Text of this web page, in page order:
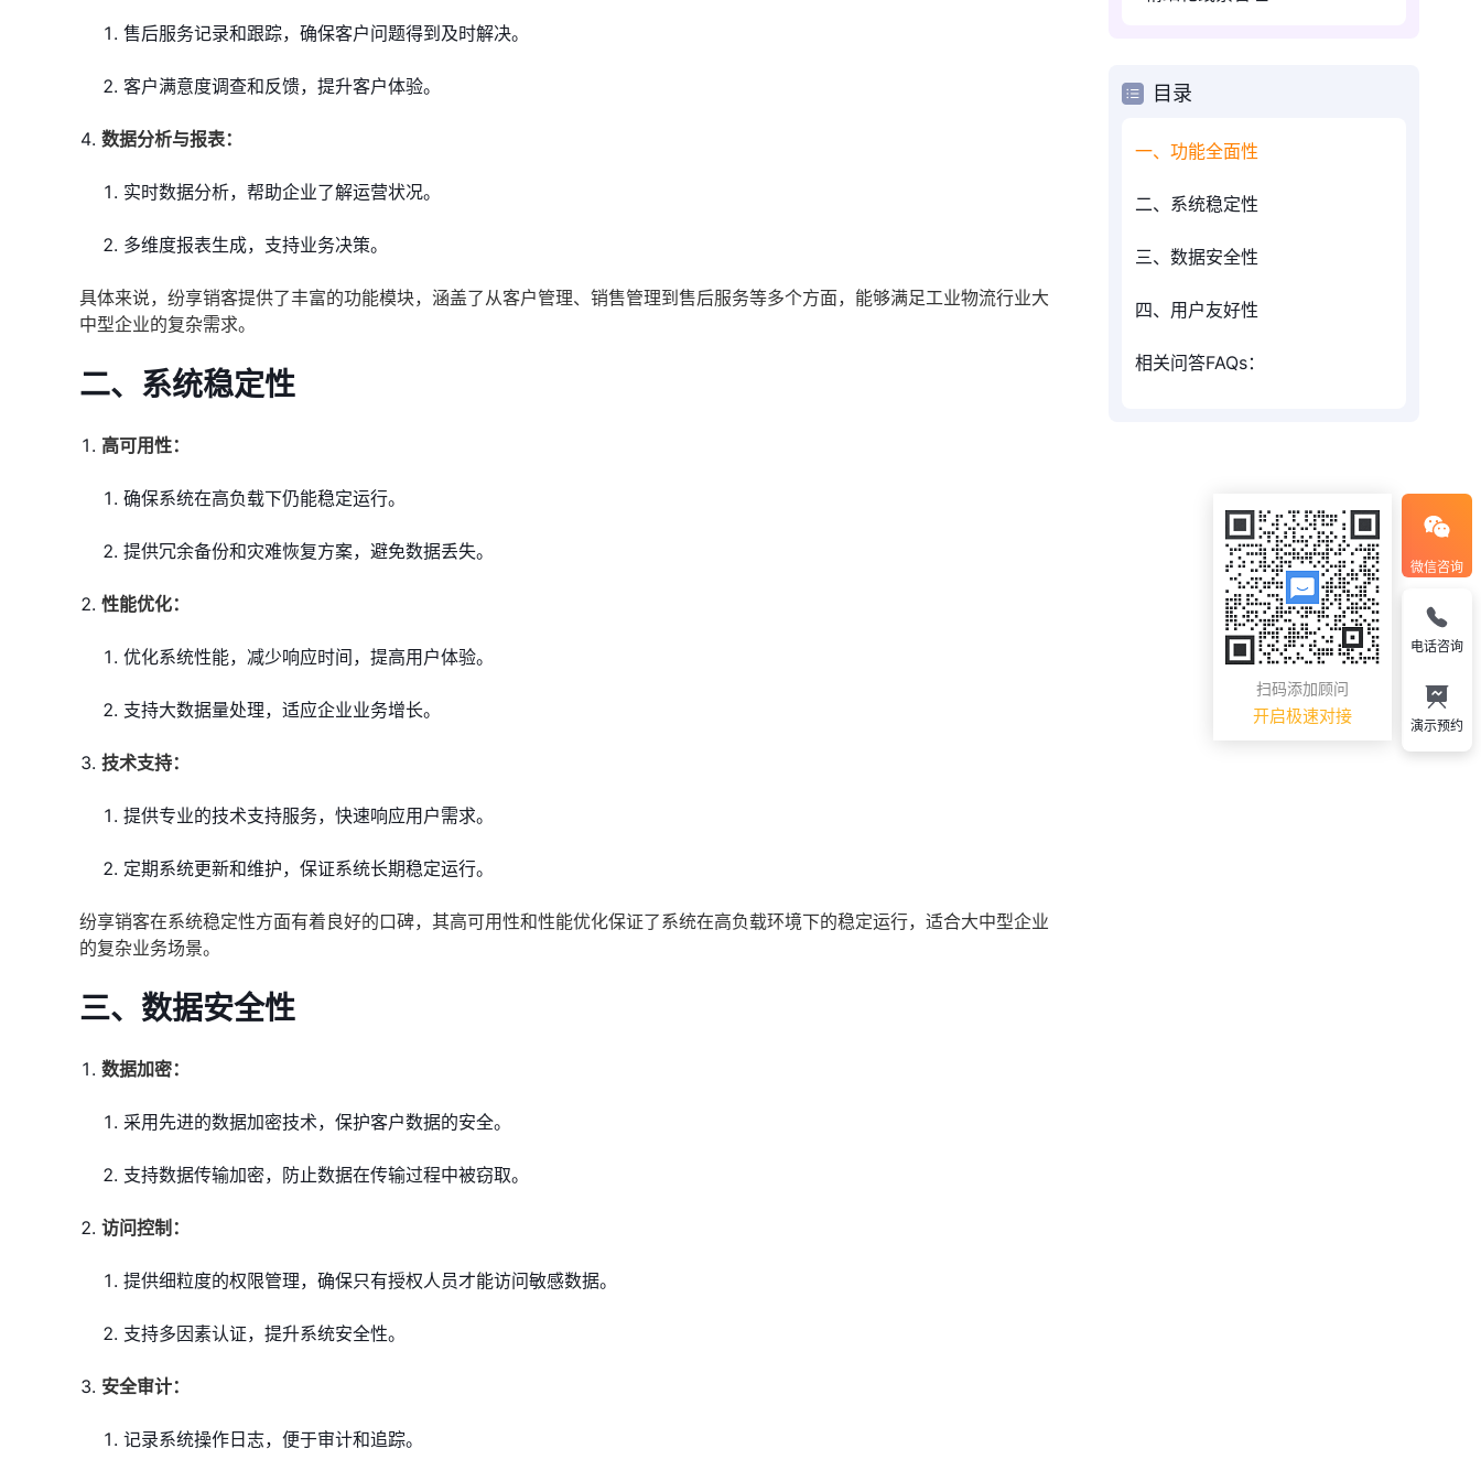
售后服务记录和跟踪，确保客户问题得到及时解决。
客户满意度调查和反馈，提升客户体验。
数据分析与报表：
实时数据分析，帮助企业了解运营状况。
多维度报表生成，支持业务决策。
具体来说，纷享销客提供了丰富的功能模块，涵盖了从客户管理、销售管理到售后服务等多个方面，能够满足工业物流行业大
中型企业的复杂需求。
二、 系统稳定性
高可用性：
确保系统在高负载下仍能稳定运行。
提供冗余备份和灾难恢复方案，避免数据丢失。
性能优化：
优化系统性能，减少响应时间，提高用户体验。
支持大数据量处理，适应企业业务增长。
技术支持：
提供专业的技术支持服务，快速响应用户需求。
定期系统更新和维护，保证系统长期稳定运行。
纷享销客在系统稳定性方面有着良好的口碑，其高可用性和性能优化保证了系统在高负载环境下的稳定运行，适合大中型企业
的复杂业务场景。
三、 数据安全性
数据加密：
采用先进的数据加密技术，保护客户数据的安全。
支持数据传输加密，防止数据在传输过程中被窃取。
访问控制：
提供细粒度的权限管理，确保只有授权人员才能访问敏感数据。
支持多因素认证，提升系统安全性。
安全审计：
记录系统操作日志，便于审计和追踪。
目录
一、功能全面性
二、系统稳定性
三、数据安全性
四、用户友好性
相关问答FAQs：
微信咨询
扫码添加顾问
开启极速对接
电话咨询
演示预约